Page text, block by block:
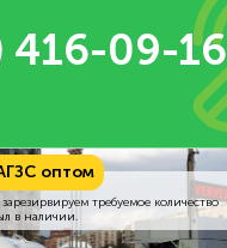
416-09-16
оптом
требуемое количество
в наличии.